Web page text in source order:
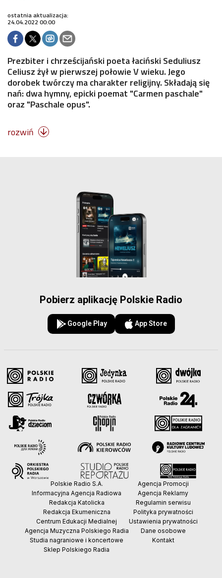
ostatnia aktualizacja:
24.04.2022 00:00
Prezbiter i chrześcijański poeta łaciński Seduliusz
Celiusz żył w pierwszej połowie V wieku. Jego
dorobek twórczy ma charakter religijny. Składają się
nań: dwa hymny, epicki poemat "Carmen paschale"
oraz "Paschale opus".
rozwiń 
Pobierz aplikację Polskie Radio
Google Play App Store
Polskie Radio S.A.
Informacyjna Agencja Radiowa
Redakcja Katolicka
Redakcja Ekumeniczna
Centrum Edukacji Medialnej
Agencja Muzyczna Polskiego Radia
Studia nagraniowe i koncertowe
Sklep Polskiego Radia
Agencja Promocji
Agencja Reklamy
Regulamin serwisu
Polityka prywatności
Ustawienia prywatności
Dane osobowe
Kontakt